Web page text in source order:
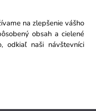
Kontakt
na zlepšenie vášho
obsah a cielené
odkiaľ naši návštevníci